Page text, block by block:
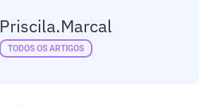
Priscila.marcal
TODOS OS ARTIGOS